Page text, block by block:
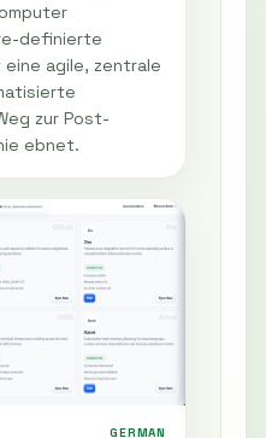
definierte
agile, zentrale
zur Post-
ebnet.
GERMAN